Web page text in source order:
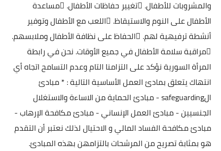
والمشروبات للأطفال. تغيير حفاظات الأطفال. مساعدة
الأطفال على النوم والاستيقاظ. اللعب مع الأطفال وتوفير
أنشطة ترفيهية لهم. الحفاظ على نظافة الأطفال وملابسهم.
مراقبة سلامة الأطفال في جميع الأوقات. نحن في رابطة
المرأة السورية نؤكد على التزامنا التام وعدم التسامح اتجاه أي
انتهاك يتعلق بمادئ العمل الأساسية التالية : * مبادئ
الsafeguarding - مبادئ الحماية من الاساءة والاستغلال
الجنسيين - مبادئ العمل الإنساني - مبادئ مكافحة الإرهاب -
مبادئ مكافحة الفساد المالي و الاحتيال لذلك نعتبر أن التقدم
هو بمثابة تصريح من المرشحات بالتزامهن بهذه المبادئ.